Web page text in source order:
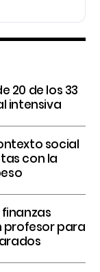
20 de los 33
intensiva
social
con la
profesor para